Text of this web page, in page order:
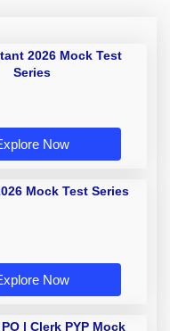
2026 Mock Test
Series
Now
Mock Test Series
Now
| Clerk PYP Mock